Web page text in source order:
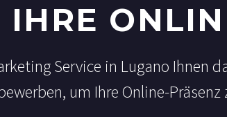
IHRE
Service in Lugano Ihnen
um Ihre Online-